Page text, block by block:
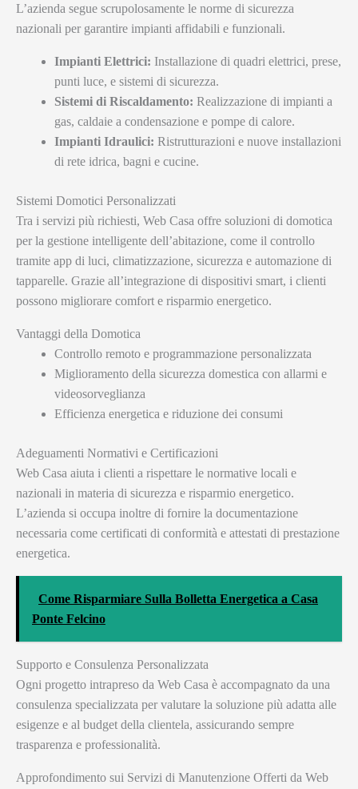
L’azienda segue scrupolosamente le norme di sicurezza
nazionali per garantire impianti affidabili e funzionali.
Impianti Elettrici: Installazione di quadri elettrici, prese,
punti luce, e sistemi di sicurezza.
Sistemi di Riscaldamento: Realizzazione di impianti a
gas, caldaie a condensazione e pompe di calore.
Impianti Idraulici: Ristrutturazioni e nuove installazioni
di rete idrica, bagni e cucine.
Sistemi Domotici Personalizzati
Tra i servizi più richiesti, Web Casa offre soluzioni di domotica
per la gestione intelligente dell’abitazione, come il controllo
tramite app di luci, climatizzazione, sicurezza e automazione di
tapparelle. Grazie all’integrazione di dispositivi smart, i clienti
possono migliorare comfort e risparmio energetico.
Vantaggi della Domotica
Controllo remoto e programmazione personalizzata
Miglioramento della sicurezza domestica con allarmi e
videosorveglianza
Efficienza energetica e riduzione dei consumi
Adeguamenti Normativi e Certificazioni
Web Casa aiuta i clienti a rispettare le normative locali e
nazionali in materia di sicurezza e risparmio energetico.
L’azienda si occupa inoltre di fornire la documentazione
necessaria come certificati di conformità e attestati di prestazione
energetica.
Come Risparmiare Sulla Bolletta Energetica a Casa
Ponte Felcino
Supporto e Consulenza Personalizzata
Ogni progetto intrapreso da Web Casa è accompagnato da una
consulenza specializzata per valutare la soluzione più adatta alle
esigenze e al budget della clientela, assicurando sempre
trasparenza e professionalità.
Approfondimento sui Servizi di Manutenzione Offerti da Web